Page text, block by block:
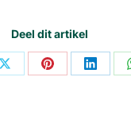
Deel dit artikel
Share Share Share